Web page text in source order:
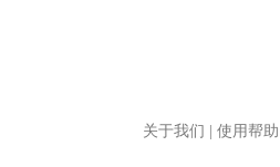
关于我们 使用帮助